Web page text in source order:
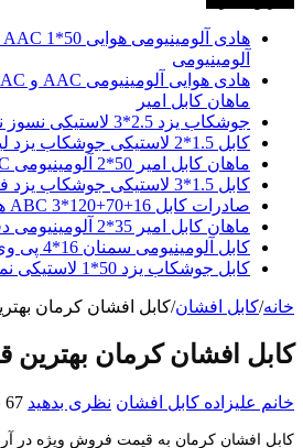
آلومینیومی
ماهان کابل امیر
جوشکاب یزد 2.5*3 لاستیکی نسوز نمایندگی لاله زار
کابل 1.5*2 لاستیکی جوشکاب یزد لیست قیمت روز
ماهان کابل امیر 50*2 آلومینیومی PVC نمایندگی اصلی
کابل 1.5*3 لاستیکی جوشکاب یزد فروش عمده
صادرات کابل 16+70+120*3 ABC هوایی بهترین قیمت ایران
ماهان کابل امیر 35*2 آلومینیومی دفتر فروش لاله زار
کابل آلومینیومی سمنان 16*4 پی وی سی نمایندگی فروش
کابل جوشکاب یزد 50*1 لاستیکی نمایندگی اصلی فروش
خانه/کابل افشان/کابل افشان کرمان
کابل افشان کرمان بهترین
خانم علیزاده کابل افشان نظری بدهید 67 بازدید
کابل افشان کرمان به قیمت فروش ویژه در